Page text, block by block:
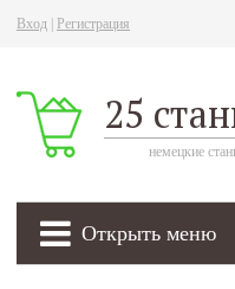
Вход Регистрация
25
немецкие
Открыть меню